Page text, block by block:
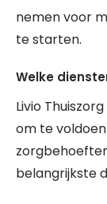
nemen voor
te starten.
Welke
Livio
om te
belangrijkste